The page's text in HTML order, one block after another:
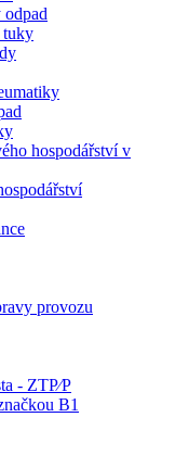
odpad
tuky
hospodářství v
provozu
- ZTP⁄P
B1